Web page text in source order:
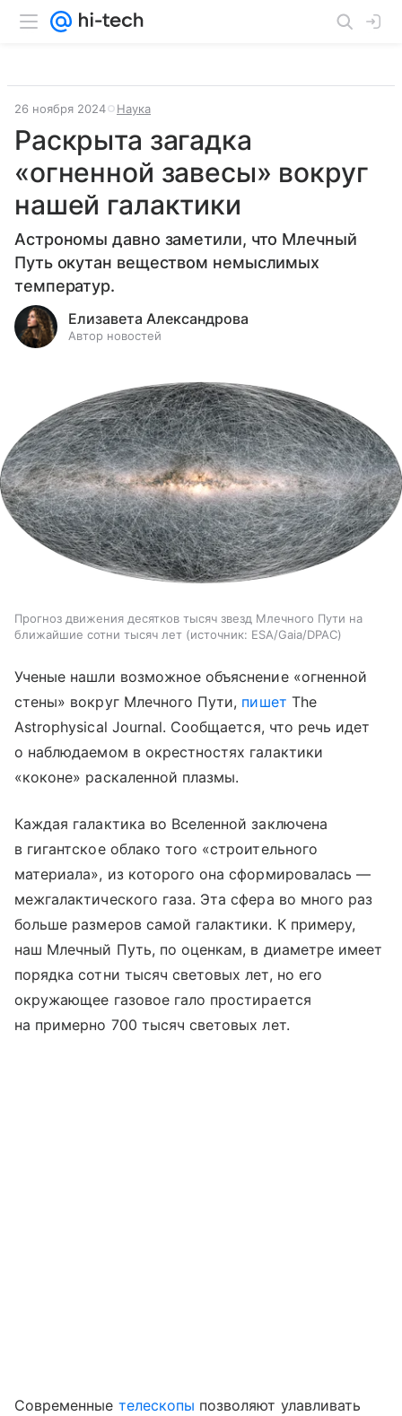
26 ноября 2024 Наука
Раскрыта загадка
«огненной завесы» вокруг
нашей галактики
Астрономы давно заметили, что Млечный
Путь окутан веществом немыслимых
температур.
Елизавета Александрова
Автор новостей
Прогноз движения десятков тысяч звезд Млечного Пути на
ближайшие сотни тысяч лет
источник: ESA/Gaia/DPAC
Ученые нашли возможное объяснение «огненной
стены» вокруг Млечного Пути, пишет The
Astrophysical Journal. Сообщается, что речь идет
о наблюдаемом в окрестностях галактики
«коконе» раскаленной плазмы.
Каждая галактика во Вселенной заключена
в гигантское облако того «строительного
материала», из которого она сформировалась —
межгалактического газа. Эта сфера во много раз
больше размеров самой галактики. К примеру,
наш Млечный Путь, по оценкам, в диаметре имеет
порядка сотни тысяч световых лет, но его
окружающее газовое гало простирается
на примерно 700 тысяч световых лет.
Современные телескопы позволяют улавливать